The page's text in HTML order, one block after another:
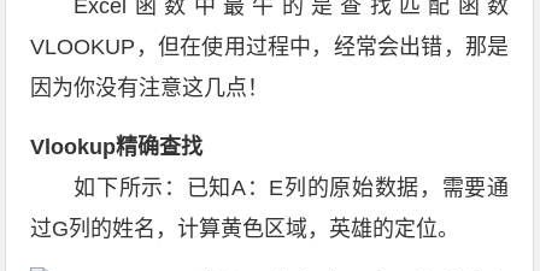
Excel函数中最牛的是查找匹配函数
VLOOKUP，但在使用过程中，经常会出错，那是
因为你没有注意这几点！
Vlookup精确查找
如下所示：已知A：E列的原始数据，需要通
过G列的姓名，计算黄色区域，英雄的定位。